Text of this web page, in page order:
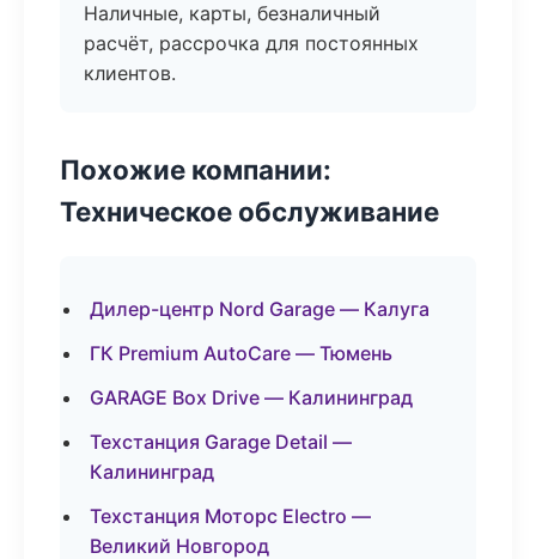
Наличные, карты, безналичный
расчёт, рассрочка для постоянных
клиентов.
Похожие компании:
Техническое обслуживание
Дилер-центр Nord Garage — Калуга
ГК Premium AutoCare — Тюмень
GARAGE Box Drive — Калининград
Техстанция Garage Detail —
Калининград
Техстанция Моторс Electro —
Великий Новгород